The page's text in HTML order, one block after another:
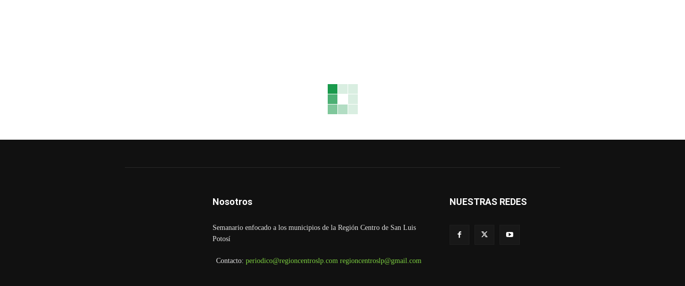
Nosotros
Semanario enfocado a los municipios de la Región Centro de San Luis
Potosí
Contacto: periodico@regioncentroslp.com regioncentroslp@gmail.com
NUESTRAS REDES